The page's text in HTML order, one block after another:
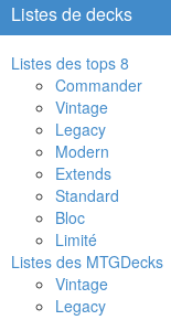
Listes de decks
Listes des tops 8
Commander
Vintage
Legacy
Modern
Extends
Standard
Bloc
Limité
Listes des MTGDecks
Vintage
Legacy